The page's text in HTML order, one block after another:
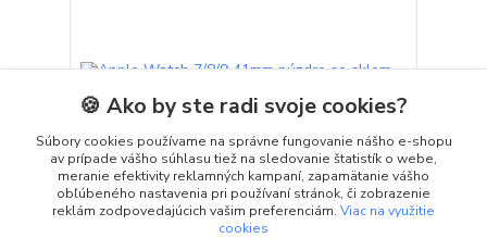
🍪 Ako by ste radi svoje cookies?
Súbory cookies používame na správne fungovanie nášho e-shopu
av prípade vášho súhlasu tiež na sledovanie štatistík o webe,
meranie efektivity reklamných kampaní, zapamätanie vášho
obľúbeného nastavenia pri používaní stránok, či zobrazenie
reklám zodpovedajúcich vašim preferenciám. Viac na využitie
cookies